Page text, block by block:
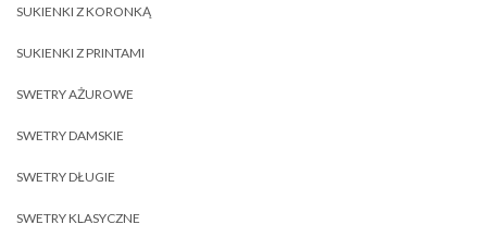
SUKIENKI Z KORONKĄ
SUKIENKI Z PRINTAMI
SWETRY AŻUROWE
SWETRY DAMSKIE
SWETRY DŁUGIE
SWETRY KLASYCZNE